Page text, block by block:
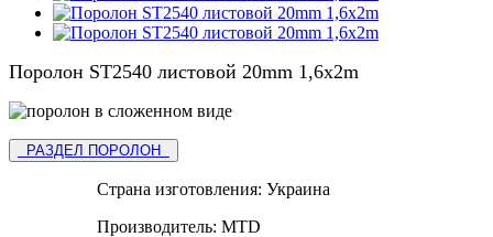
Поролон ST2540 листовой 20mm 1,6x2m
РАЗДЕЛ ПОРОЛОН
Страна изготовления: Украина
Производитель: MTD